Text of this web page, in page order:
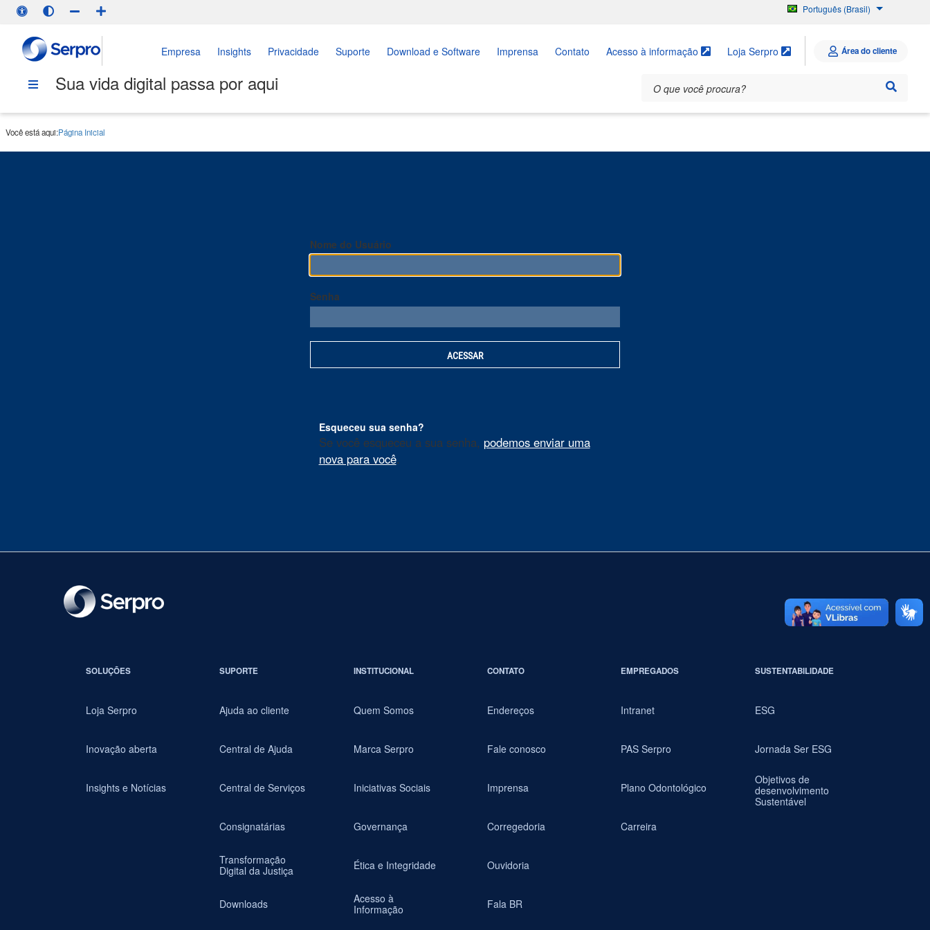
Português (Brasil)
Empresa Insights Privacidade Suporte Download e Software Imprensa Contato Acesso à informação Loja Serpro Área do cliente
Sua vida digital passa por aqui
Você está aqui:Página Inicial
Nome do Usuário
Senha
Esqueceu sua senha?
Se você esqueceu a sua senha, podemos enviar uma
nova para você.
SOLUÇÕES
Loja Serpro
Inovação aberta
Insights e Notícias
SUPORTE
Ajuda ao cliente
Central de Ajuda
Central de Serviços
Consignatárias
Transformação
Digital da Justiça
Downloads
INSTITUCIONAL
Quem Somos
Marca Serpro
Iniciativas Sociais
Governança
Ética e Integridade
Acesso à
Informação
CONTATO
Endereços
Fale conosco
Imprensa
Corregedoria
Ouvidoria
Fala BR
EMPREGADOS
Intranet
PAS Serpro
Plano Odontológico
Carreira
SUSTENTABILIDADE
ESG
Jornada Ser ESG
Objetivos de
desenvolvimento
Sustentável